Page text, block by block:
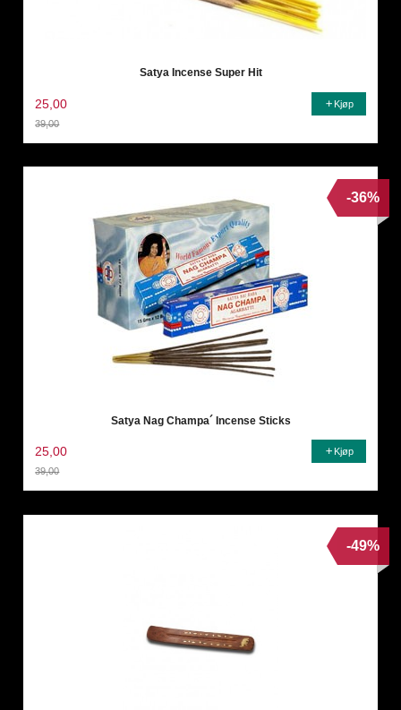
Satya Incense Super Hit
25,00
39,00
Kjøp
Satya Nag Champa´ Incense Sticks
25,00
39,00
Rabatt
-36%
Kjøp
-49%